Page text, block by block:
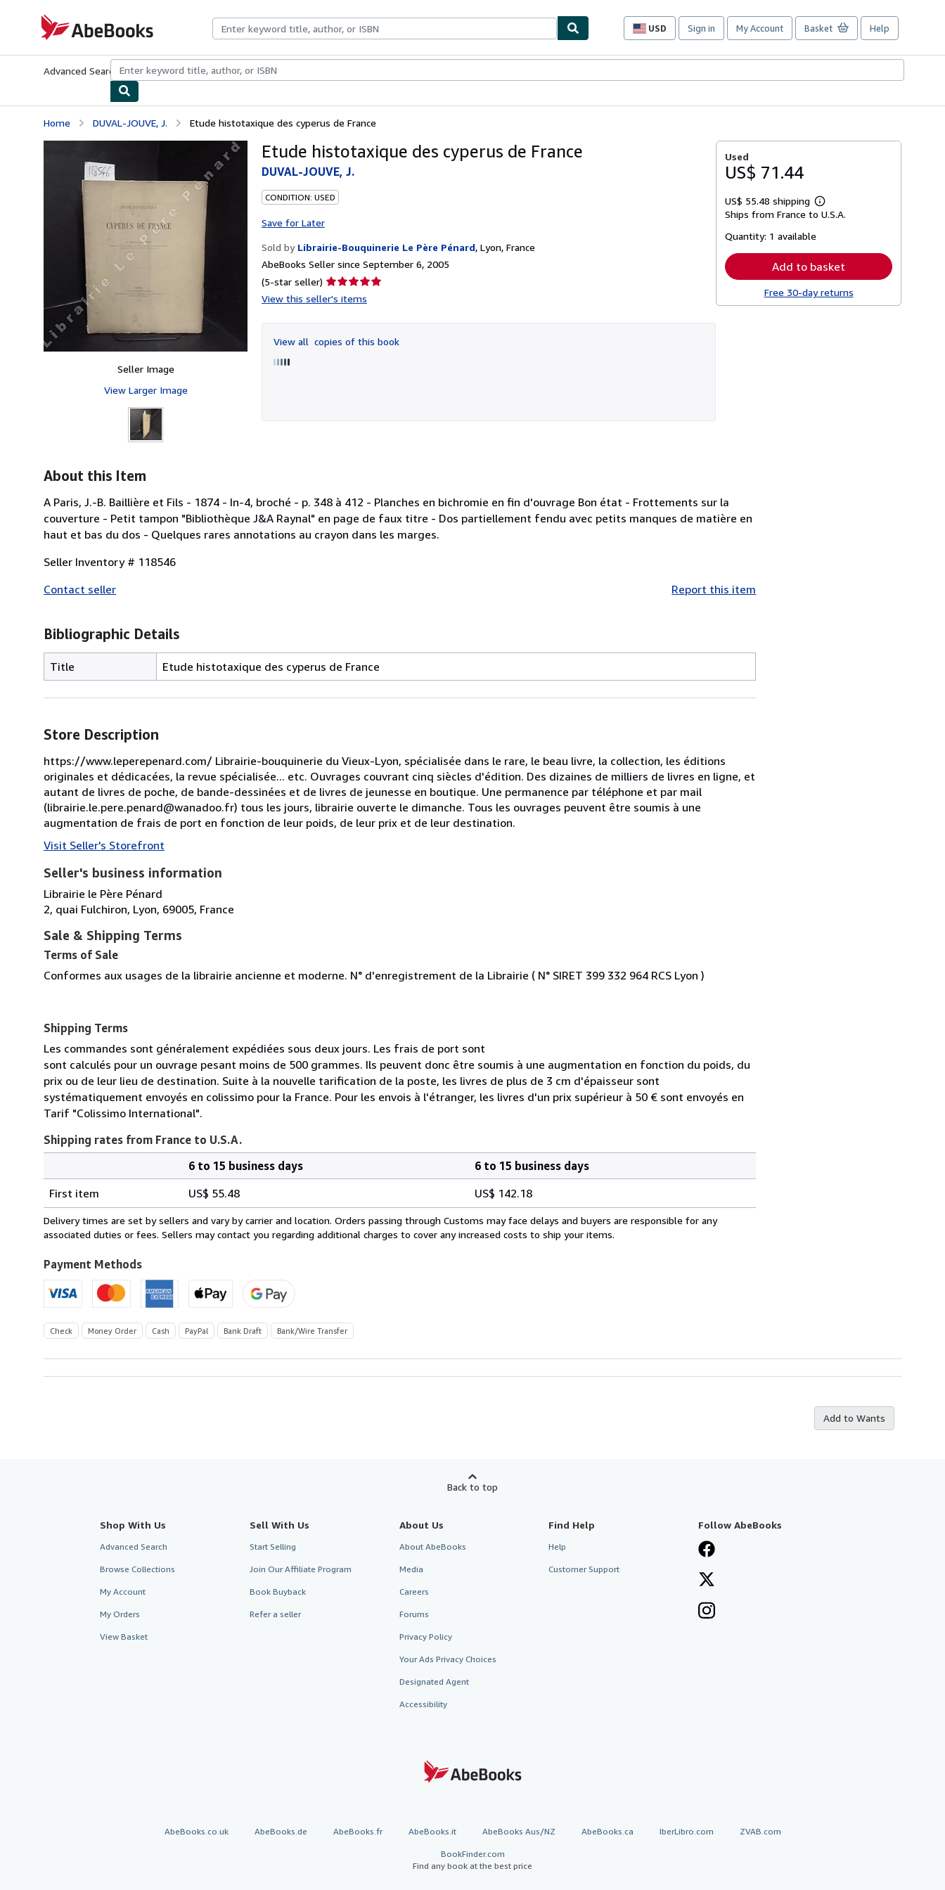
AbeBooks.com
USD
Site
preferences
Sign in My Account Basket Help
Advanced Search Browse CollectionsRare BooksArt & Collectibles
Home DUVAL-JOUVE, J. Etude histotaxique des cyperus de France
Seller Image
View Larger Image
Etude histotaxique des cyperus de France
DUVAL-JOUVE, J.
CONDITION: USED
Save for Later
Sold by Librairie-Bouquinerie Le Père Pénard, Lyon, France
AbeBooks Seller since September 6, 2005
(5-star seller) Seller
rating
of
5
View this seller's items
View all copies of this book
Used
US$ 71.44
US$ 55.48 shipping
Learn
more
Ships from France to U.S.A.
Quantity: 1 available
Add to basket
Free 30-day returns
About this Item
A Paris, J.-B. Baillière et Fils - 1874 - In-4, broché - p. 348 à 412 - Planches en bichromie en fin d'ouvrage Bon état - Frottements sur la
couverture - Petit tampon "Bibliothèque J&A Raynal" en page de faux titre - Dos partiellement fendu avec petits manques de matière en
haut et bas du dos - Quelques rares annotations au crayon dans les marges.
Seller Inventory # 118546
Contact seller
Report this item
Bibliographic Details
Title Etude histotaxique des cyperus de France
Store Description
https://www.leperepenard.com/ Librairie-bouquinerie du Vieux-Lyon, spécialisée dans le rare, le beau livre, la collection, les éditions
originales et dédicacées, la revue spécialisée... etc. Ouvrages couvrant cinq siècles d'édition. Des dizaines de milliers de livres en ligne, et
autant de livres de poche, de bande-dessinées et de livres de jeunesse en boutique. Une permanence par téléphone et par mail
(librairie.le.pere.penard@wanadoo.fr) tous les jours, librairie ouverte le dimanche. Tous les ouvrages peuvent être soumis à une
augmentation de frais de port en fonction de leur poids, de leur prix et de leur destination.
Visit Seller's Storefront
Seller's business information
Librairie le Père Pénard
2, quai Fulchiron, Lyon, 69005, France
Sale & Shipping Terms
Terms of Sale
Conformes aux usages de la librairie ancienne et moderne. N° d'enregistrement de la Librairie ( N° SIRET 399 332 964 RCS Lyon )
Shipping Terms
Les commandes sont généralement expédiées sous deux jours. Les frais de port sont
sont calculés pour un ouvrage pesant moins de 500 grammes. Ils peuvent donc être soumis à une augmentation en fonction du poids, du
prix ou de leur lieu de destination. Suite à la nouvelle tarification de la poste, les livres de plus de 3 cm d'épaisseur sont
systématiquement envoyés en colissimo pour la France. Pour les envois à l'étranger, les livres d'un prix supérieur à 50 € sont envoyés en
Tarif "Colissimo International".
Shipping rates from France to U.S.A.
rates
from
France
U.S.A.
6 to 15 business days
6 to 15 business days
First item
US$ 55.48 US$ 142.18
Delivery times are set by sellers and vary by carrier and location. Orders passing through Customs may face delays and buyers are responsible for any
associated duties or fees. Sellers may contact you regarding additional charges to cover any increased costs to ship your items.
Payment Methods
Check Money Order Cash PayPal Bank Draft Bank/Wire Transfer
Add to Wants
Back to top
Shop With Us
Advanced Search
Browse Collections
My Account
My Orders
View Basket
Sell With Us
Start Selling
Join Our Affiliate Program
Book Buyback
Refer a seller
About Us
About AbeBooks
Media
Careers
Forums
Privacy Policy
Your Ads Privacy Choices
Designated Agent
Accessibility
Find Help
Help
Customer Support
Follow AbeBooks
AbeBooks.co.uk AbeBooks.de AbeBooks.fr AbeBooks.it AbeBooks Aus/NZ AbeBooks.ca IberLibro.com ZVAB.com
BookFinder.com
Find any book at the best price